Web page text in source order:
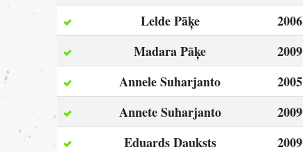
Lelde Pāķe
2006
Madara Pāķe
2009
Annele Suharjanto
2005
Annete Suharjanto
2009
Eduards Dauksts
2009